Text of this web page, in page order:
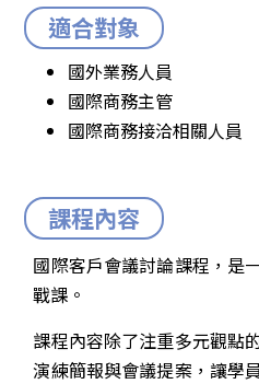
適合對象
國外業務人員
國際商務主管
國際商務接洽相關人員
課程內容
國際客戶會議討論課程，是
戰課。
課程內容除了注重多元觀點
演練簡報與會議提案，讓學